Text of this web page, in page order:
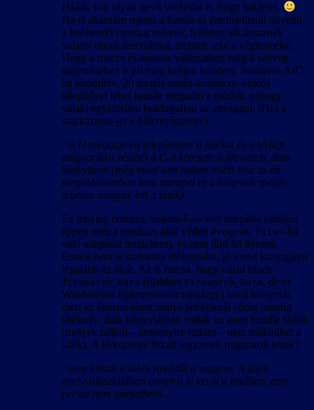
Hááát, van olyan nevű varázslat is, hogy bat2exe.
Ha el akarnám rejteni a forrást és értelmetlenül növelni
a letöltendő csomag méretét, feltétlen alkalmaznék
valami olyan szerszámot, aminek .exe a végterméke.
Hogy a maces és linuxos változathoz még a szöveg
kinyeréséhez is jól meg kelljen küzdeni. Jelszavas ArC-
ba tömörítve, 20 megás zenés-körtáncos-videós
telepítővel lehet igazán megadni a módját, nehogy
valaki egyszerűen boldoguljon az anyaggal. (Hol a
szarkazmus-jel a billentyűzeten?)
>a D meghajtóra telepítettem a játékot és a térkép
magyarítási résznél a C-n keresete a firewatch_data
könyvtárat (még most sem tudom miért hisz az én
megoldásomban nem szerepel ez a könyvtár mégis
teljesen magyar lett a játék)
Ez tényleg érdekes, nekem E-re volt telepítve (amikor
éppen nem a rendszer által védett Program Files-ba
való telepítést teszteltem), és nem tűnt fel ilyesmi.
Ennek nem is szabadna előfordulni, jó lenne kivizsgálni
legalább az okát. Az is furcsa, hogy nálad nincs
firewatch_Data (újabban Firewatch_Data, de ez
Windowson fájlkereséskor mindegy) nevű könyvtár,
mert az általam látott unitys játékoknál eddig mindig
játéknév_data könyvtárban voltak az asset bundle fájlok
(melyek nélkül – amennyire tudom – nem működhet a
játék). A térképedre firkált jegyzetek magyarok lettek?
>sem látszik a többi nyelvtől a magyar. A játék
nyelvválasztójában annyira le kerül a listában, ami
persze nem görgethető…